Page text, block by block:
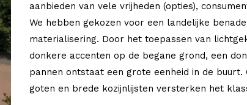
aanbieden van vele vrijheden (opties),
We hebben gekozen voor een landelijke
materialisering. Door het toepassen van
donkere accenten op de begane grond, een
pannen ontstaat een grote eenheid in de
goten en brede kozijnlijsten versterken het